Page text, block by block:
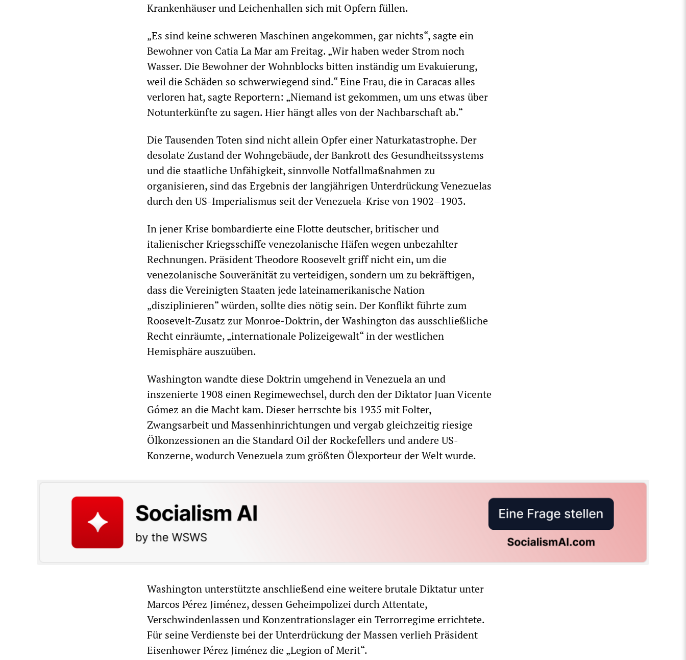
Krankenhäuser und Leichenhallen sich mit Opfern füllen.
„Es sind keine schweren Maschinen angekommen, gar nichts“, sagte ein
Bewohner von Catia La Mar am Freitag. „Wir haben weder Strom noch
Wasser. Die Bewohner der Wohnblocks bitten inständig um Evakuierung,
weil die Schäden so schwerwiegend sind.“ Eine Frau, die in Caracas alles
verloren hat, sagte Reportern: „Niemand ist gekommen, um uns etwas über
Notunterkünfte zu sagen. Hier hängt alles von der Nachbarschaft ab.“
Die Tausenden Toten sind nicht allein Opfer einer Naturkatastrophe. Der
desolate Zustand der Wohngebäude, der Bankrott des Gesundheitssystems
und die staatliche Unfähigkeit, sinnvolle Notfallmaßnahmen zu
organisieren, sind das Ergebnis der langjährigen Unterdrückung Venezuelas
durch den US-Imperialismus seit der Venezuela-Krise von 1902–1903.
In jener Krise bombardierte eine Flotte deutscher, britischer und
italienischer Kriegsschiffe venezolanische Häfen wegen unbezahlter
Rechnungen. Präsident Theodore Roosevelt griff nicht ein, um die
venezolanische Souveränität zu verteidigen, sondern um zu bekräftigen,
dass die Vereinigten Staaten jede lateinamerikanische Nation
„disziplinieren“ würden, sollte dies nötig sein. Der Konflikt führte zum
Roosevelt-Zusatz zur Monroe-Doktrin, der Washington das ausschließliche
Recht einräumte, „internationale Polizeigewalt“ in der westlichen
Hemisphäre auszuüben.
Washington wandte diese Doktrin umgehend in Venezuela an und
inszenierte 1908 einen Regimewechsel, durch den der Diktator Juan Vicente
Gómez an die Macht kam. Dieser herrschte bis 1935 mit Folter,
Zwangsarbeit und Massenhinrichtungen und vergab gleichzeitig riesige
Ölkonzessionen an die Standard Oil der Rockefellers und andere US-
Konzerne, wodurch Venezuela zum größten Ölexporteur der Welt wurde.
Washington unterstützte anschließend eine weitere brutale Diktatur unter
Marcos Pérez Jiménez, dessen Geheimpolizei durch Attentate,
Verschwindenlassen und Konzentrationslager ein Terrorregime errichtete.
Für seine Verdienste bei der Unterdrückung der Massen verlieh Präsident
Eisenhower Pérez Jiménez die „Legion of Merit“.